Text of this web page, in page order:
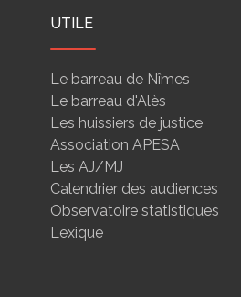
UTILE
Le barreau de Nîmes
Le barreau d'Alès
Les huissiers de justice
Association APESA
Les AJ/MJ
Calendrier des audiences
Observatoire statistiques
Lexique